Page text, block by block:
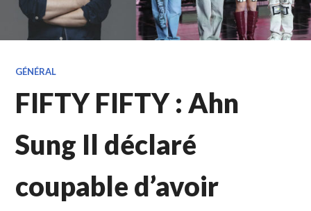
GÉNÉRAL
FIFTY FIFTY : Ahn
Sung Il déclaré
coupable d’avoir